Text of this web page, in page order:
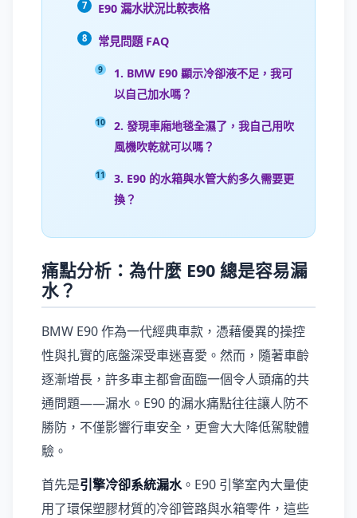
E90 漏水狀況比較表格
常見問題 FAQ
1. BMW E90 顯示冷卻液不足，我可
以自己加水嗎？
2. 發現車廂地毯全濕了，我自己用吹
風機吹乾就可以嗎？
3. E90 的水箱與水管大約多久需要更
換？
痛點分析：為什麼 E90 總是容易漏
水？
BMW E90 作為一代經典車款，憑藉優異的操控
性與扎實的底盤深受車迷喜愛。然而，隨著車齡
逐漸增長，許多車主都會面臨一個令人頭痛的共
通問題——漏水。E90 的漏水痛點往往讓人防不
勝防，不僅影響行車安全，更會大大降低駕駛體
驗。
首先是引擎冷卻系統漏水。E90 引擎室內大量使
用了環保塑膠材質的冷卻管路與水箱零件，這些